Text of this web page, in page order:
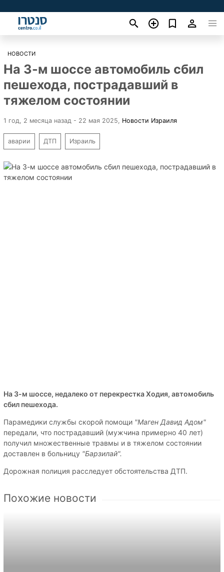
НОВОСТИ
На 3-м шоссе автомобиль сбил
пешехода, пострадавший в
тяжелом состоянии
1 год, 2 месяца назад - 22 мая 2025 Новости Израиля
аварии ДТП Израиль
На 3-м шоссе, недалеко от перекрестка Ходия, автомобиль
сбил пешехода.
Парамедики службы скорой помощи "Маген Давид Адом"
передали, что пострадавший (мужчина примерно 40 лет)
получил множественные травмы и в тяжелом состоянии
доставлен в больницу "Барзилай".
Дорожная полиция расследует обстоятельства ДТП.
Похожие новости